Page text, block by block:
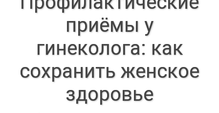
приёмы у
гинеколога: как
сохранить женское
здоровье